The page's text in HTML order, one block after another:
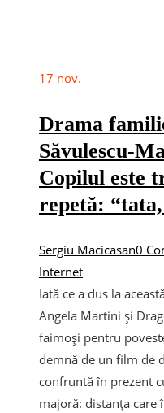
17 nov.
Drama
Săvulescu-
Copilul este
repetă:
Sergiu Macicasan0
Internet
Iată ce a dus la
Angela Martini și
faimoși pentru
demnă de un film de
confruntă în prezent
majoră: distanța care